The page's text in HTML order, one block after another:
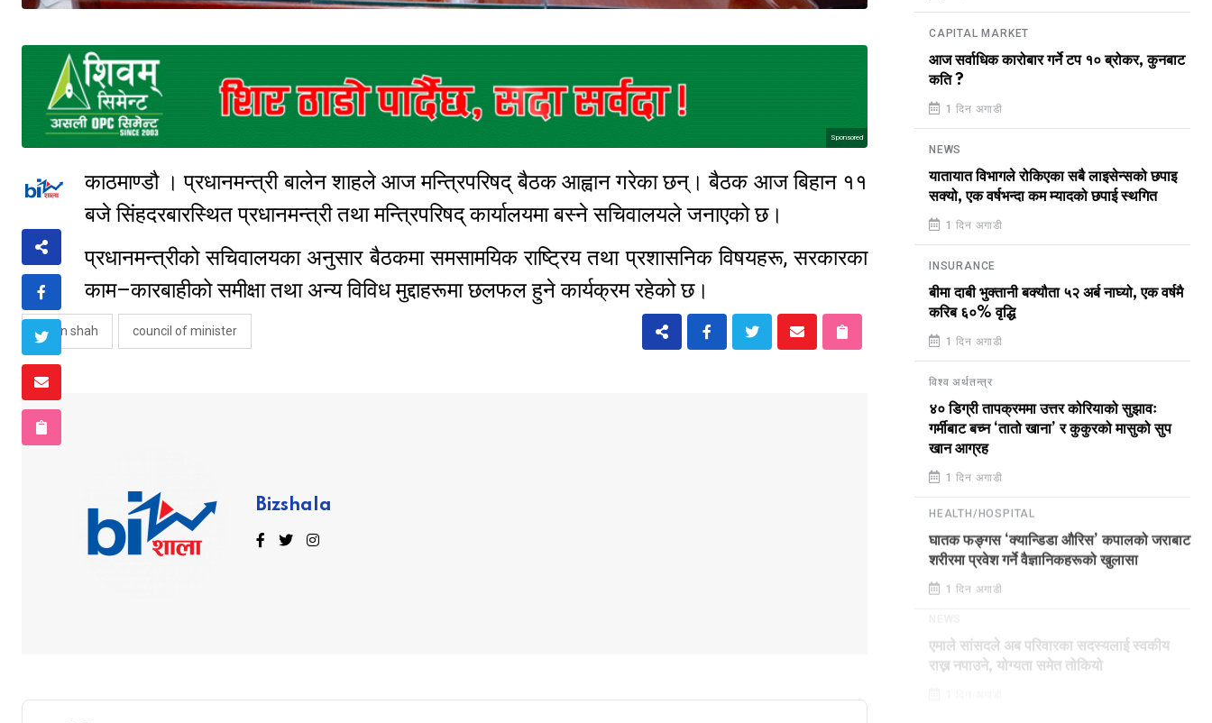
Sponsored
काठमाण्डौ । प्रधानमन्त्री बालेन शाहले आज मन्त्रिपरिषद् बैठक आह्वान गरेका छन्। बैठक आज बिहान ११
बजे सिंहदरबारस्थित प्रधानमन्त्री तथा मन्त्रिपरिषद् कार्यालयमा बस्ने सचिवालयले जनाएको छ।
प्रधानमन्त्रीको सचिवालयका अनुसार बैठकमा समसामयिक राष्ट्रिय तथा प्रशासनिक विषयहरू, सरकारका
काम–कारबाहीको समीक्षा तथा अन्य विविध मुद्दाहरूमा छलफल हुने कार्यक्रम रहेको छ।
balen shah council of minister
Bizshala
CAPITAL MARKET
आज सर्वाधिक कारोबार गर्ने टप १० ब्रोकर, कुनबाट
कति ?
1 दिन अगाडी
NEWS
यातायात विभागले रोकिएका सबै लाइसेन्सको छपाइ
सक्यो, एक वर्षभन्दा कम म्यादको छपाई स्थगित
1 दिन अगाडी
INSURANCE
बीमा दाबी भुक्तानी बक्यौता ५२ अर्ब नाघ्यो, एक वर्षमै
करिब ६०% वृद्धि
1 दिन अगाडी
विश्व अर्थतन्त्र
४० डिग्री तापक्रममा उत्तर कोरियाको सुझावः
गर्मीबाट बच्न ‘तातो खाना’ र कुकुरको मासुको सुप
खान आग्रह
1 दिन अगाडी
HEALTH/HOSPITAL
घातक फङ्गस ‘क्यान्डिडा औरिस’ कपालको जराबाट
शरीरमा प्रवेश गर्ने वैज्ञानिकहरूको खुलासा
1 दिन अगाडी
NEWS
एमाले सांसदले अब परिवारका सदस्यलाई स्वकीय